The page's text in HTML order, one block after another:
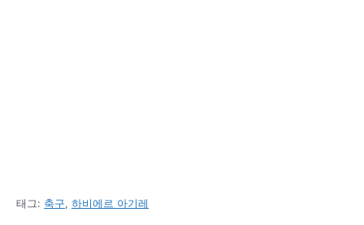
태그: 축구, 하비에르 아기레